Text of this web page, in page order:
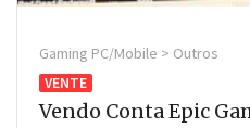
Gaming PC/Mobile > Outros
VENTE
Vendo Conta Epic